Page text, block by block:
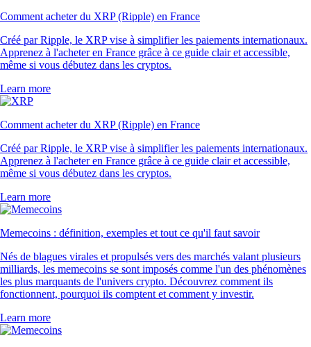
Comment acheter du XRP (Ripple) en France
Créé par Ripple, le XRP vise à simplifier les paiements internationaux.
Apprenez à l'acheter en France grâce à ce guide clair et accessible,
même si vous débutez dans les cryptos.
Learn more
Comment acheter du XRP (Ripple) en France
Créé par Ripple, le XRP vise à simplifier les paiements internationaux.
Apprenez à l'acheter en France grâce à ce guide clair et accessible,
même si vous débutez dans les cryptos.
Learn more
Memecoins : définition, exemples et tout ce qu'il faut savoir
Nés de blagues virales et propulsés vers des marchés valant plusieurs
milliards, les memecoins se sont imposés comme l'un des phénomènes
les plus marquants de l'univers crypto. Découvrez comment ils
fonctionnent, pourquoi ils comptent et comment y investir.
Learn more